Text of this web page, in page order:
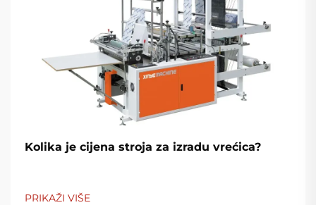
Kolika je cijena stroja za izradu vrećica?
PRIKAŽI VIŠE